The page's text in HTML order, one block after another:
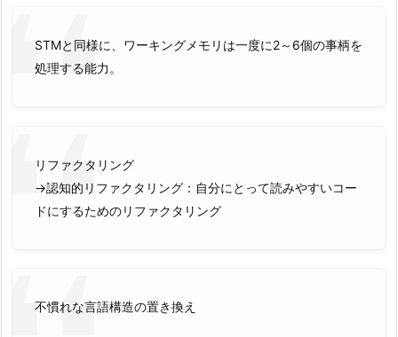
STMと同様に、ワーキングメモリは一度に2～6個の事柄を
処理する能力。
リファクタリング
→認知的リファクタリング：自分にとって読みやすいコー
ドにするためのリファクタリング
不慣れな言語構造の置き換え